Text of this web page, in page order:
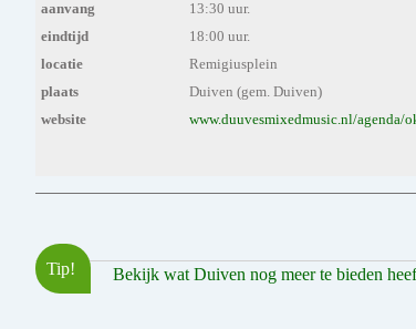
aanvang
13:30 uur.
eindtijd
18:00 uur.
locatie
Remigiusplein
plaats
Duiven (gem. Duiven)
website
www.duuvesmixedmusic.nl/agenda/
Tip! Bekijk wat Duiven nog meer te bieden